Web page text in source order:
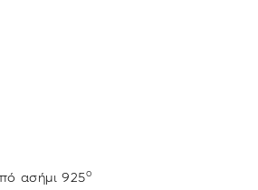
ασήμι 925ο